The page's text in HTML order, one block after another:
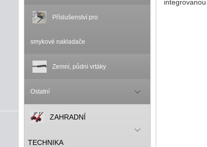
Příslušenství pro
smykové nakladače
Zemní, půdní vrtáky
Ostatní
ZAHRADNÍ
TECHNIKA
integrovanou